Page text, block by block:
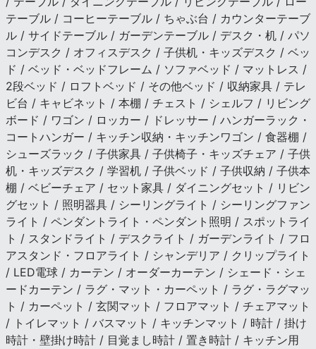
テーブル / コーヒーテーブル / ちゃぶ台 / カウンターテーブ
ル / サイドテーブル / ガーデンテーブル / デスク・机 / パソ
コンデスク / オフィスデスク / 子供机・キッズデスク / ベッ
ド / ベッド・ベッドフレーム / ソファベッド / マットレス /
2段ベッド / ロフトベッド / その他ベッド / 収納家具 / テレ
ビ台 / キャビネット / 本棚 / チェスト / シェルフ / リビング
ボード / ワゴン / ロッカー / ドレッサー / ハンガーラック・
コートハンガー / キッチン収納・キッチンワゴン / 食器棚 /
シューズラック / 子供家具 / 子供椅子・キッズチェア / 子供
机・キッズデスク / 学習机 / 子供ベッド / 子供収納 / 子供本
棚 / ベビーチェア / セット家具 / ダイニングセット / リビン
グセット / 照明器具 / シーリングライト / シーリングファン
ライト / ペンダントライト・ペンダント照明 / スポットライ
ト / スタンドライト / デスクライト / ガーデンライト / フロ
アスタンド・フロアライト / シャンデリア / クリップライト
/ LED電球 / カーテン / オーダーカーテン / シェード・シェ
ードカーテン / ラグ・マット・カーペット / ラグ・ラグマッ
ト / カーペット / 玄関マット / フロアマット / チェアマット
/ トイレマット / バスマット / キッチンマット / 時計 / 掛け
時計・壁掛け時計 / 目覚まし時計 / 置き時計 / キッチン用